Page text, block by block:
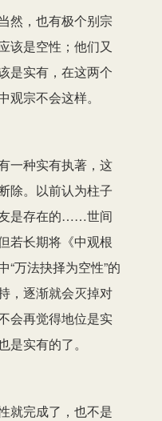
然，也有极个别宗
该是空性；他们又
是实有，在这两个
宗不会这样。
一种实有执著，这
除。以前认为柱子
是存在的……世间
若长期将《中观根
“万法抉择为空性”的
，逐渐就会灭掉对
会再觉得地位是实
实有的了。
就完成了，也不是